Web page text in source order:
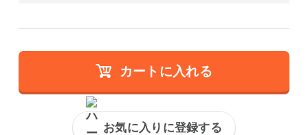
カートに入れる
お気に入りに登録する